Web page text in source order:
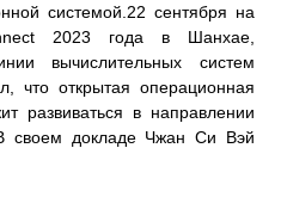
системой.22 сентября на
2023 года в Шанхае,
вычислительных систем
что открытая операционная
развиваться в направлении
своем докладе Чжан Си Вэй